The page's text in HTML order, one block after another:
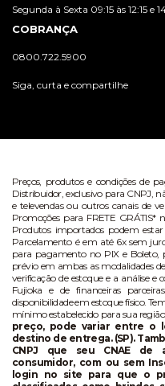
Segunda à Sexta 09:15 às 12:15 e
COBRANÇA
0800.722.5900
Siga, curta e compartilhe
Preços, produtos e condições de
Distribuidor, exclusivo para CNPJ,
e televendas ou outros canais de
Promoções para FRETE
Produtos importados podem
Parcelamento é em até 6x sem
para pagamento no PIX e Boleto,
prévio em ambas as modalidades
verificação de estoque e a análise
Fujioka e de financeiras
disponibilidade em estoque físico.
mínimo estabelecido para sua
preço, pode variar entre o
destino de entrega. (SP).
CNPJ que seu CNAE de
consumidor, com ou sem
login no site para que o